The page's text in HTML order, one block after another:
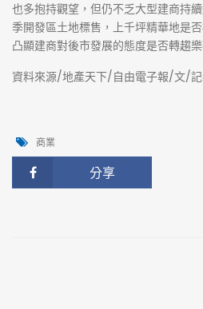
也多抱持觀望，但仍不乏大型建商持
季開發區土地標售，上千坪精華地是
凸顯建商對後市發展的態度是否轉趨樂
資料來源/地產天下/自由電子報/文/
商業
分享